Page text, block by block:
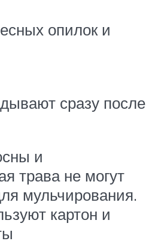
опилок и
сразу после
и
трава не могут
мульчирования.
картон и